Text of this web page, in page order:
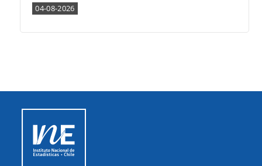
04-08-2026